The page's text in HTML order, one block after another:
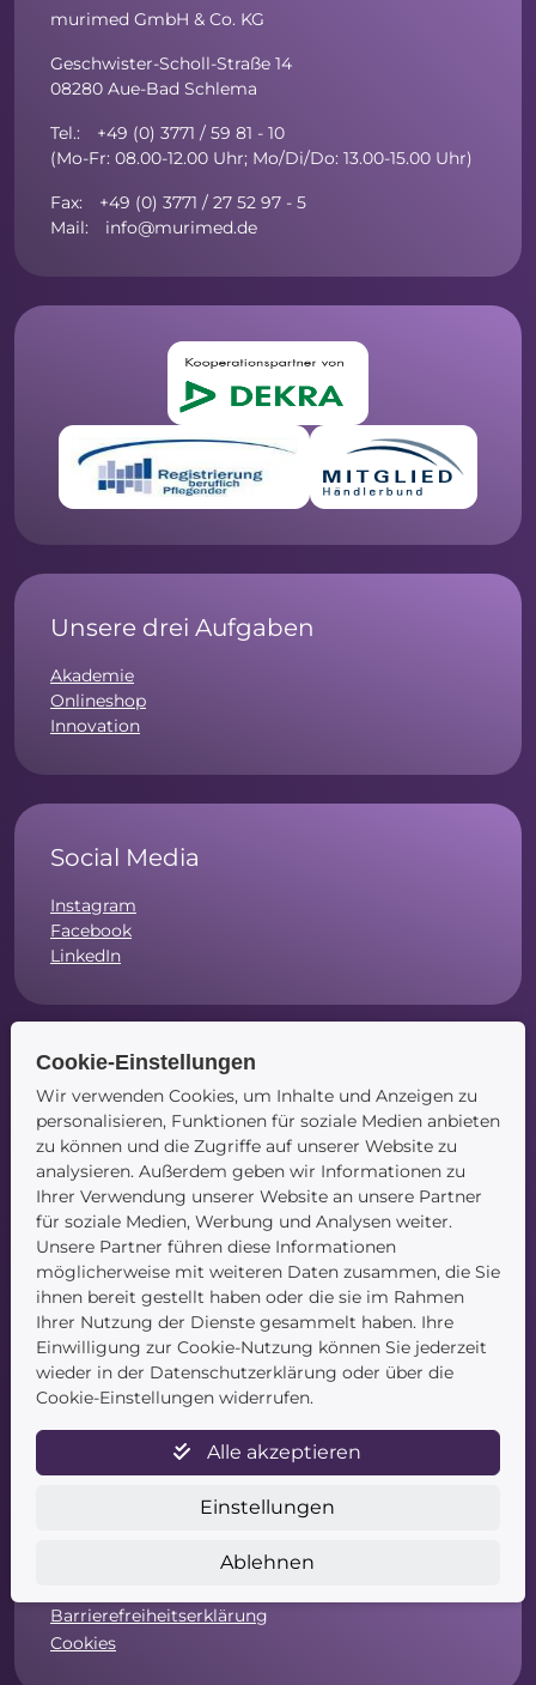
murimed GmbH & Co. KG
Geschwister-Scholl-Straße 14
08280 Aue-Bad Schlema
Tel.: +49 (0) 3771 / 59 81 - 10
(Mo-Fr: 08.00-12.00 Uhr; Mo/Di/Do: 13.00-15.00 Uhr)
Fax: +49 (0) 3771 / 27 52 97 - 5
Mail: info@murimed.de
Unsere drei Aufgaben
Akademie
Onlineshop
Innovation
Social Media
Instagram
Facebook
LinkedIn
Navigation
Startseite
Blog
Kontakt
Service
Unsere AGB
Barrierefreiheitserklärung
Cookies
Cookie-Einstellungen
Wir verwenden Cookies, um Inhalte und Anzeigen zu
personalisieren, Funktionen für soziale Medien anbieten
zu können und die Zugriffe auf unserer Website zu
analysieren. Außerdem geben wir Informationen zu
Ihrer Verwendung unserer Website an unsere Partner
für soziale Medien, Werbung und Analysen weiter.
Unsere Partner führen diese Informationen
möglicherweise mit weiteren Daten zusammen, die Sie
ihnen bereit gestellt haben oder die sie im Rahmen
Ihrer Nutzung der Dienste gesammelt haben. Ihre
Einwilligung zur Cookie-Nutzung können Sie jederzeit
wieder in der Datenschutzerklärung oder über die
Cookie-Einstellungen widerrufen.
Alle akzeptieren
Einstellungen
Ablehnen